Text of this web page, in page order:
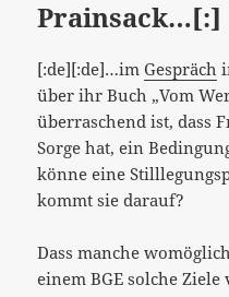
Prainsack…[:]
[:de][:de]…imGespräch
über ihr Buch „Vom
überraschend ist, dass
Sorge hat, ein
könne eine
kommt sie darauf?
Dass manche
einem BGE solche